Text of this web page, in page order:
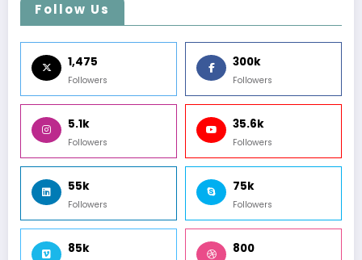
Follow Us
1,475
Followers
300k
Followers
5.1k
Followers
35.6k
Followers
55k
Followers
75k
Followers
85k 800